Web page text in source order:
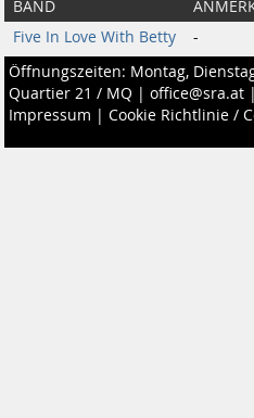
BAND
Five In Love With Betty
-
Öffnungszeiten: Montag,
Quartier 21 / MQ | office@sra.at |
Impressum | Cookie Richtlinie /